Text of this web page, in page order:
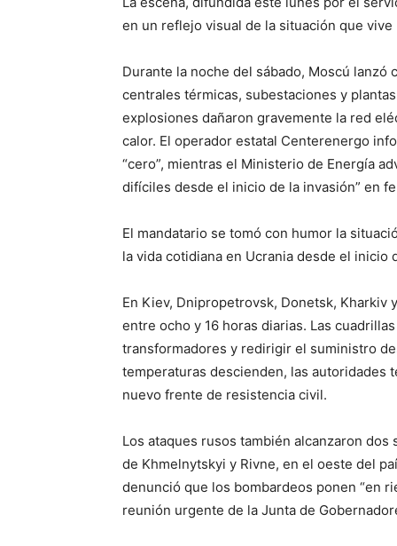
en un reflejo visual de la situación que vive
Durante la noche del sábado, Moscú
centrales térmicas, subestaciones y
explosiones dañaron gravemente la red
calor. El operador estatal Centerenergo
“cero”, mientras el Ministerio de Energía
difíciles desde el inicio de la invasión” en
El mandatario se tomó con humor la
la vida cotidiana en Ucrania desde el inicio
En Kiev, Dnipropetrovsk, Donetsk,
entre ocho y 16 horas diarias. Las
transformadores y redirigir el suministro
temperaturas descienden, las autoridades
nuevo frente de resistencia civil.
Los ataques rusos también alcanzaron
de Khmelnytskyi y Rivne, en el oeste del
denunció que los bombardeos ponen “en
reunión urgente de la Junta de